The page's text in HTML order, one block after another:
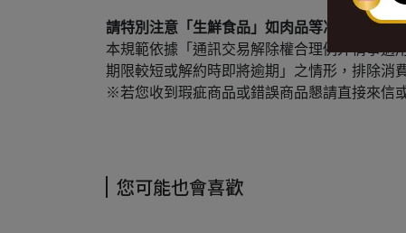
請特別注意「生鮮食品」如肉品等冷凍食品或
本規範依據「通訊交易解除權合理例外情事適
期限較短或解約時即將逾期」之情形，排除消
※若您收到瑕疵商品或錯誤商品懇請直接來信
您可能也會喜歡